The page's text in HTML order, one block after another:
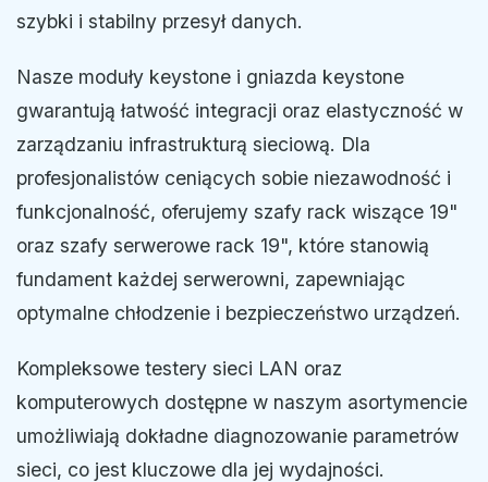
szybki i stabilny przesył danych.
Nasze moduły keystone i gniazda keystone
gwarantują łatwość integracji oraz elastyczność w
zarządzaniu infrastrukturą sieciową. Dla
profesjonalistów ceniących sobie niezawodność i
funkcjonalność, oferujemy szafy rack wiszące 19"
oraz szafy serwerowe rack 19", które stanowią
fundament każdej serwerowni, zapewniając
optymalne chłodzenie i bezpieczeństwo urządzeń.
Kompleksowe testery sieci LAN oraz
komputerowych dostępne w naszym asortymencie
umożliwiają dokładne diagnozowanie parametrów
sieci, co jest kluczowe dla jej wydajności.